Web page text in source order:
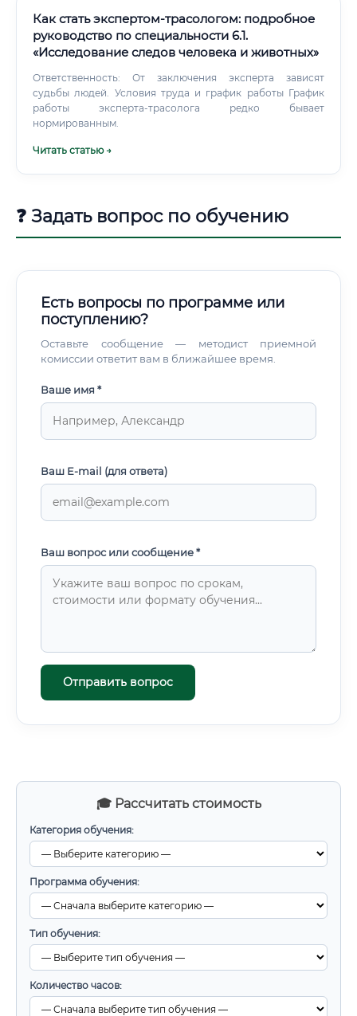
🎓 Рассчитать стоимость
Категория обучения:
Программа обучения:
Тип обучения:
Количество часов:
судебной экспертизе ✅ Московский государственный
юридический университет (МГЮА) — есть направление
судебной экспертизы ✅ Саратовская государственная
экспертов ✅ Университет прокуратуры России —
программы дополнительного профессионального
образования Для получения статуса судебного эксперта
в государственном учреждении обязательно
наставника и сдача квалификационного экзамена.
Как стать экспертом-трасологом: подробное
руководство по специальности 6.1.
«Исследование следов человека и животных»
Ответственность: От заключения эксперта зависят
судьбы людей. Условия труда и график работы График
работы эксперта-трасолога редко бывает
нормированным.
Читать статью →
❓ Задать вопрос по обучению
Есть вопросы по программе или
поступлению?
Оставьте сообщение — методист приемной
комиссии ответит вам в ближайшее время.
Ваше имя *
Ваш E-mail (для ответа)
Ваш вопрос или сообщение *
Отправить вопрос